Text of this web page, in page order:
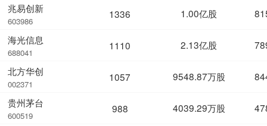
兆易创新
603986
海光信息
688041
北方华创
002371
贵州茅台
600519
1336 1.00亿股
1110 2.13亿股
1057 9548.87万股
988 4039.29万股